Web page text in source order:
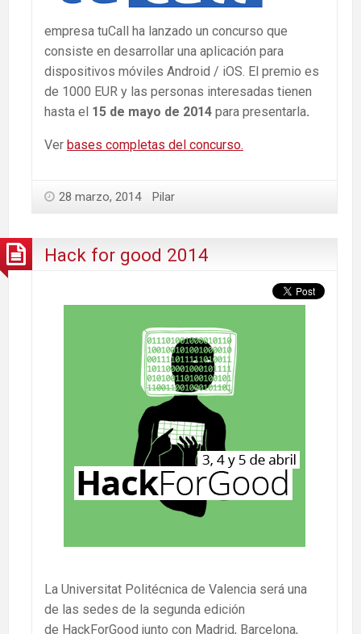
empresa tuCall ha lanzado un concurso que
consiste en desarrollar una aplicación para
dispositivos móviles Android / iOS. El premio es
de 1000 EUR y las personas interesadas tienen
hasta el 15 de mayo de 2014 para presentarla.
Ver bases completas del concurso.
28 marzo, 2014 Pilar
Hack for good 2014
La Universitat Politécnica de Valencia será una
de las sedes de la segunda edición
de HackForGood junto con Madrid, Barcelona,